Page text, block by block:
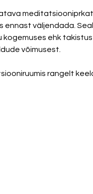
ennast väljendada.
kogemuses ehk
võimusest.
rangelt